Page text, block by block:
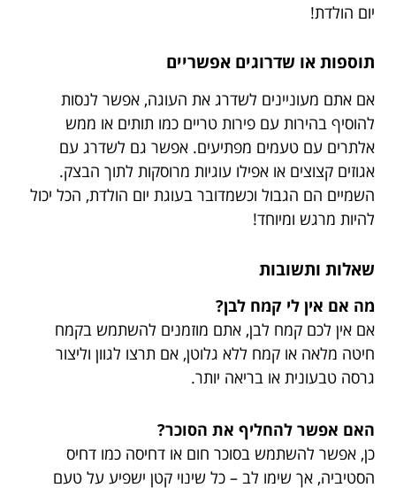
יום הולדת!
תוספות או שדרוגים אפשריים
אם אתם מעוניינים לשדרג את העוגה, אפשר לנסות
להוסיף בהירות עם פירות טריים כמו תותים או ממש
אלתרים עם טעמים מפתיעים. אפשר גם לשדרג עם
אגוזים קצוצים או אפילו עוגיות מרוסקות לתוך הבצק.
השמיים הם הגבול וכשמדובר בעוגת יום הולדת, הכל יכול
להיות מרגש ומיוחד!
שאלות ותשובות
מה אם אין לי קמח לבן?
אם אין לכם קמח לבן, אתם מוזמנים להשתמש בקמח
חיטה מלאה או קמח ללא גלוטן, אם תרצו לגוון וליצור
גרסה טבעונית או בריאה יותר.
האם אפשר להחליף את הסוכר?
כן, אפשר להשתמש בסוכר חום או דחיסה כמו דחיס
הסטיביה, אך שימו לב – כל שינוי קטן ישפיע על טעם